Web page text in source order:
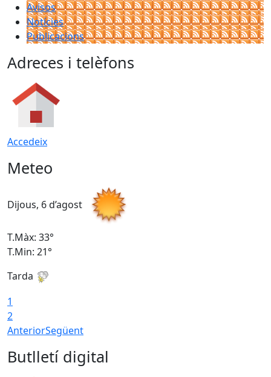
Avisos
Notícies
Publicacions
Adreces i telèfons
Accedeix
Meteo
Dijous, 6 d’agost
T.Màx: 33°
T.Min: 21°
Tarda
1
2
AnteriorSegüent
Butlletí digital